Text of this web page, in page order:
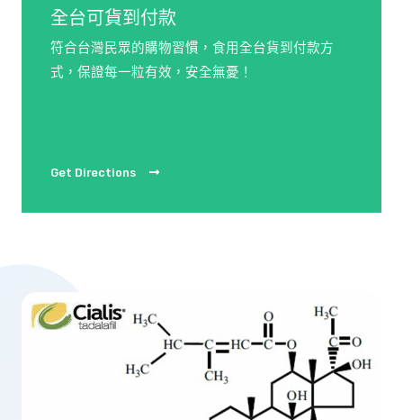
全台可貨到付款
符合台灣民眾的購物習慣，食用全台貨到付款方
式，保證每一粒有效，安全無憂！
Get Directions